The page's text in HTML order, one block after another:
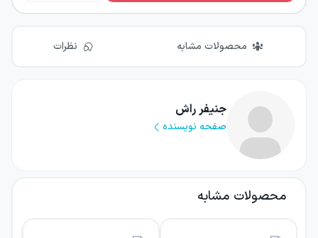
محصولات مشابه نظرات
جنیفر راش
صفحه نویسنده
محصولات مشابه